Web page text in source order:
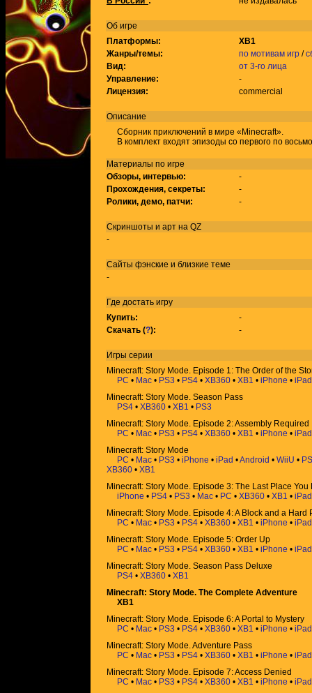
Об игре
Платформы:
XB1
Жанры/темы:
по мотивам игр /
Вид:
от 3-го лица
Управление:
-
Лицензия:
commercial
Описание
Сборник приключений в мире «Minecraft».
В комплект входят эпизоды со первого по
Материалы по игре
Обзоры, интервью:
-
Прохождения, секреты:
-
Ролики, демо, патчи:
-
Скриншоты и арт на QZ
-
Сайты фэнские и близкие теме
-
Где достать игру
Купить:
-
Скачать (?): -
Игры серии
Minecraft: Story Mode. Episode 1: The Order of the
PC • Mac • PS3 • PS4 • XB360 • XB1 • iPhone • iPad
Minecraft: Story Mode. Season Pass
PS4 • XB360 • XB1 • PS3
Minecraft: Story Mode. Episode 2: Assembly Required
PC • Mac • PS3 • PS4 • XB360 • XB1 • iPhone • iPad
Minecraft: Story Mode
PC • Mac • PS3 • iPhone • iPad •Android • WiiU •
XB360 • XB1
Minecraft: Story Mode. Episode 3: The Last Place You
iPhone • PS4 • PS3 • Mac • PC • XB360 • XB1 • iPad
Minecraft: Story Mode. Episode 4: A Block and a Hard
PC • Mac • PS3 • PS4 • XB360 • XB1 • iPhone • iPad
Minecraft: Story Mode. Episode 5: Order Up
PC • Mac • PS3 • PS4 • XB360 • XB1 • iPhone • iPad
Minecraft: Story Mode. Season Pass Deluxe
PS4 • XB360 • XB1
Minecraft: Story Mode. The Complete Adventure
XB1
Minecraft: Story Mode. Episode 6: A Portal to Mystery
PC • Mac • PS3 • PS4 • XB360 • XB1 • iPhone • iPad
Minecraft: Story Mode. Adventure Pass
PC • Mac • PS3 • PS4 • XB360 • XB1 • iPhone • iPad
Minecraft: Story Mode. Episode 7: Access Denied
PC • Mac • PS3 • PS4 • XB360 • XB1 • iPhone • iPad